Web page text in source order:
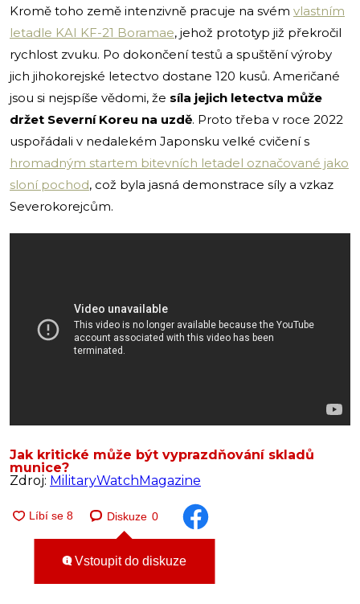
Kromě toho země intenzivně pracuje na svém vlastním
letadle KAI KF-21 Boramae, jehož prototyp již překročil
rychlost zvuku. Po dokončení testů a spuštění výroby
jich jihokorejské letectvo dostane 120 kusů. Američané
jsou si nejspíše vědomi, že síla jejich letectva může
držet Severní Koreu na uzdě. Proto třeba v roce 2022
uspořádali v nedalekém Japonsku velké cvičení s
hromadným startem bitevních letadel označované jako
sloní pochod, což byla jasná demonstrace síly a vzkaz
Severokorejcům.
Jak kritické může být vyprazdňování skladů
munice?
Zdroj: MilitaryWatchMagazine
Diskuze 0
Vstoupit do diskuze